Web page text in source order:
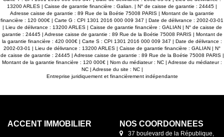
5 pièce(s) 110 m2
Loyer 1 550 €/mois
**
complètent le bien. Loué
? Pour l'enregistrer, cliquer sur
13200 ARLES | Caisse de garantie financière : Galian. | N° de caisse de garantie : 24445 |
Adresse caisse de garantie : 89 Rue de la Boétie 75008 PARIS | Montant de la garantie
financière : 120 000€ | Carte G : CPI 1301 2016 000 009 347 | Date de délivrance : 2002-03-01
| Lieu de délivrance : 13200 ARLES | Caisse de garantie financière : GALIAN | N° de caisse de
garantie : 24445 | Adresse caisse de garantie : 89 Rue de la Boétie 75008 PARIS | Montant de
la garantie financière : 420 000€ | Carte S : CPI 1301 2016 000 009 347 | Date de délivrance :
2002-03-01 | Lieu de délivrance : 13200 ARLES | Caisse de garantie financière : GALIAN | N°
de caisse de garantie : 24445 | Adresse caisse de garantie : 89 Rue de la Boétie 75008 PARIS |
Montant de la garantie financière : 120 000€ | Nom du médiateur : NC | Adresse du médiateur :
NC | Adresse du site : NC |
Entreprise juridiquement et financièrement indépendante
ACCENT IMMOBILIER NOS COORDONNÉES
37 boulevard de la République,